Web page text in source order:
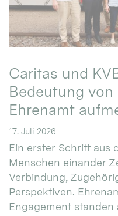
Caritas und
Bedeutung
Ehrenamt
17. Juli 2026
Ein erster Schritt aus
Menschen einander
Verbindung,
Perspektiven.
Engagement standen